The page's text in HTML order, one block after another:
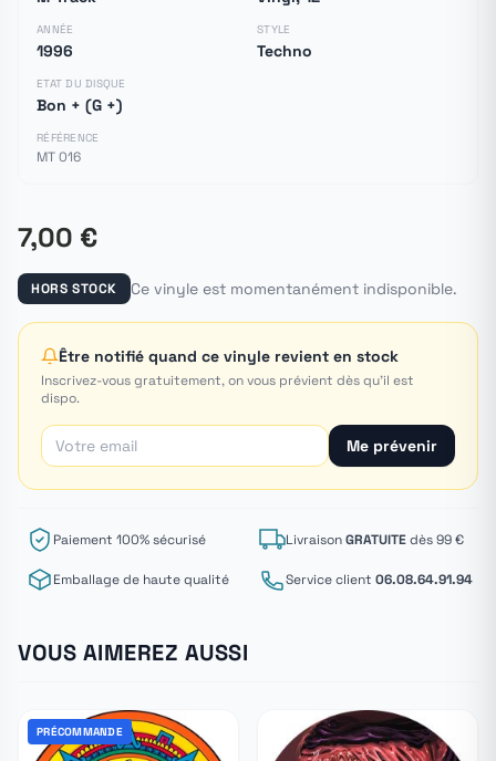
ANNÉE
1996
STYLE
Techno
ETAT DU DISQUE
Bon + (G +)
RÉFÉRENCE
MT 016
7,00 €
HORS STOCK Ce vinyle est momentanément indisponible.
Être notifié quand ce vinyle revient en stock
Inscrivez-vous gratuitement, on vous prévient dès qu'il est
dispo.
Me prévenir
Paiement 100% sécurisé LivraisonGRATUITEdès 99 €
Emballage de haute qualité Service client 06.08.64.91.94
VOUS AIMEREZ AUSSI
PRÉCOMMANDE